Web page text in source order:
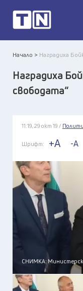
Начало > Наградиха
Наградиха
свободата“
11:19, 29 окт 19 /
Шрифт: +A -A
СНИМКА: